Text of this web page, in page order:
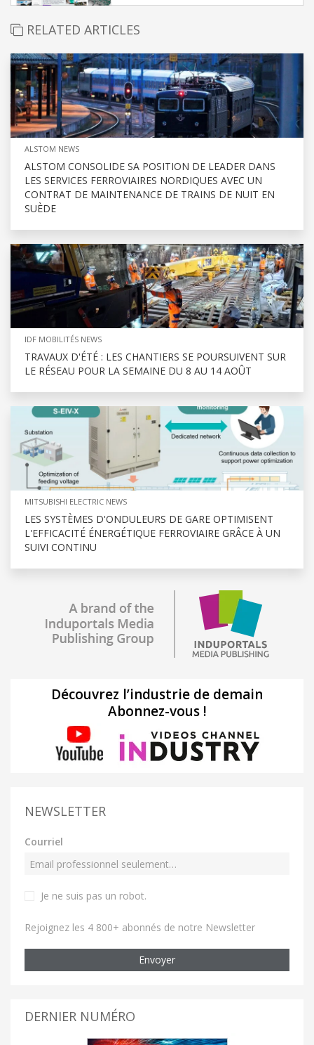
RELATED ARTICLES
ALSTOM NEWS
ALSTOM CONSOLIDE SA POSITION DE LEADER DANS
LES SERVICES FERROVIAIRES NORDIQUES AVEC UN
CONTRAT DE MAINTENANCE DE TRAINS DE NUIT EN
SUÈDE
IDF MOBILITÉS NEWS
TRAVAUX D'ÉTÉ : LES CHANTIERS SE POURSUIVENT SUR
LE RÉSEAU POUR LA SEMAINE DU 8 AU 14 AOÛT
MITSUBISHI ELECTRIC NEWS
LES SYSTÈMES D'ONDULEURS DE GARE OPTIMISENT
L'EFFICACITÉ ÉNERGÉTIQUE FERROVIAIRE GRÂCE À UN
SUIVI CONTINU
Découvrez l’industrie de demain
Abonnez-vous !
NEWSLETTER
Courriel
Je ne suis pas un robot.
Rejoignez les 4 800+ abonnés de notre Newsletter
Envoyer
DERNIER NUMÉRO